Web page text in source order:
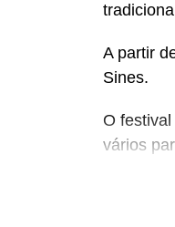
A partir
Sines.
O
vários